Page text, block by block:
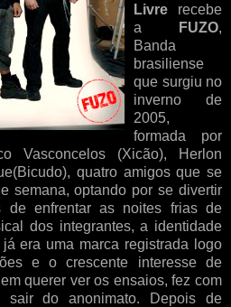
Livre recebe
a
FUZO,
Banda
brasiliense
que surgiu no
inverno de
2005,
formada por
Vasconcelos (Xicão), Herlon
quatro amigos que se
semana, optando por se divertir
enfrentar as noites frias de
dos integrantes, a identidade
era uma marca registrada logo
e o crescente interesse de
querer ver os ensaios, fez com
do anonimato. Depois de